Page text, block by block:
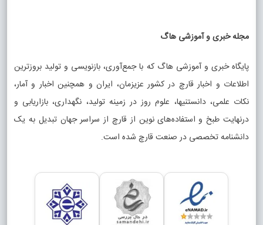
مجله خبری و آموزشی هاگ
پایگاه خبری و آموزشی هاگ که با جمع‌آوری، بازنویسی و تولید بروزترین
اطلاعات و اخبار قارچ در کشور عزیزمان، ایران و همچنین اخبار و آمار،
نکات علمی، دانستنیها، علوم روز در زمینه تولید، نگهداری، بازاریابی و
درنهایت طبخ و استفاده‌های نوین از قارچ از سراسر جهان تبدیل به یک
دانشنامه تخصصی در صنعت قارچ شده است.